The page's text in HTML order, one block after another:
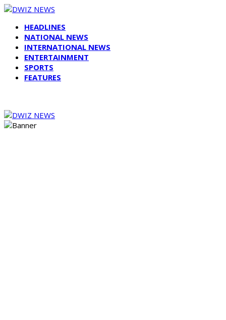
HEADLINES
NATIONAL NEWS
INTERNATIONAL NEWS
ENTERTAINMENT
SPORTS
FEATURES